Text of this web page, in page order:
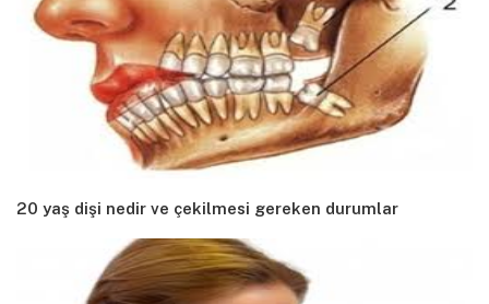
20 yaş dişi nedir ve çekilmesi gereken durumlar